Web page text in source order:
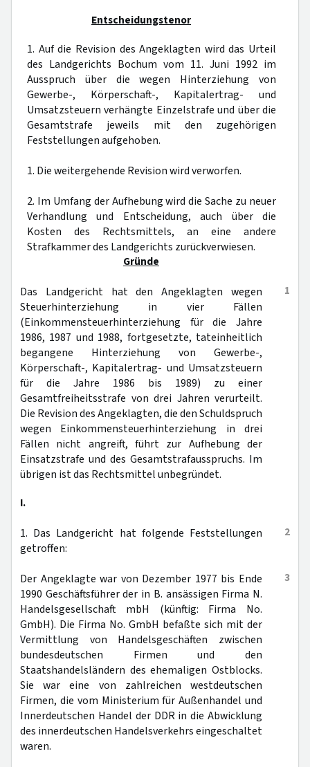
Entscheidungstenor
1. Auf die Revision des Angeklagten wird das Urteil
des Landgerichts Bochum vom 11. Juni 1992 im
Ausspruch über die wegen Hinterziehung von
Gewerbe-, Körperschaft-, Kapitalertrag- und
Umsatzsteuern verhängte Einzelstrafe und über die
Gesamtstrafe jeweils mit den zugehörigen
Feststellungen aufgehoben.
1. Die weitergehende Revision wird verworfen.
2. Im Umfang der Aufhebung wird die Sache zu neuer
Verhandlung und Entscheidung, auch über die
Kosten des Rechtsmittels, an eine andere
Strafkammer des Landgerichts zurückverwiesen.
Gründe
1
Das Landgericht hat den Angeklagten wegen
Steuerhinterziehung in vier Fällen
(Einkommensteuerhinterziehung für die Jahre
1986, 1987 und 1988, fortgesetzte, tateinheitlich
begangene Hinterziehung von Gewerbe-,
Körperschaft-, Kapitalertrag- und Umsatzsteuern
für die Jahre 1986 bis 1989) zu einer
Gesamtfreiheitsstrafe von drei Jahren verurteilt.
Die Revision des Angeklagten, die den Schuldspruch
wegen Einkommensteuerhinterziehung in drei
Fällen nicht angreift, führt zur Aufhebung der
Einsatzstrafe und des Gesamtstrafausspruchs. Im
übrigen ist das Rechtsmittel unbegründet.
I.
2
1. Das Landgericht hat folgende Feststellungen
getroffen:
3
Der Angeklagte war von Dezember 1977 bis Ende
1990 Geschäftsführer der in B. ansässigen Firma N.
Handelsgesellschaft mbH (künftig: Firma No.
GmbH). Die Firma No. GmbH befaßte sich mit der
Vermittlung von Handelsgeschäften zwischen
bundesdeutschen Firmen und den
Staatshandelsländern des ehemaligen Ostblocks.
Sie war eine von zahlreichen westdeutschen
Firmen, die vom Ministerium für Außenhandel und
Innerdeutschen Handel der DDR in die Abwicklung
des innerdeutschen Handelsverkehrs eingeschaltet
waren.